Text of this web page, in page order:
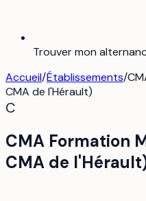
Trouver mon
Accueil/Établissements/
CMA de l'Hérault)
C
CMA Formation
CMA de